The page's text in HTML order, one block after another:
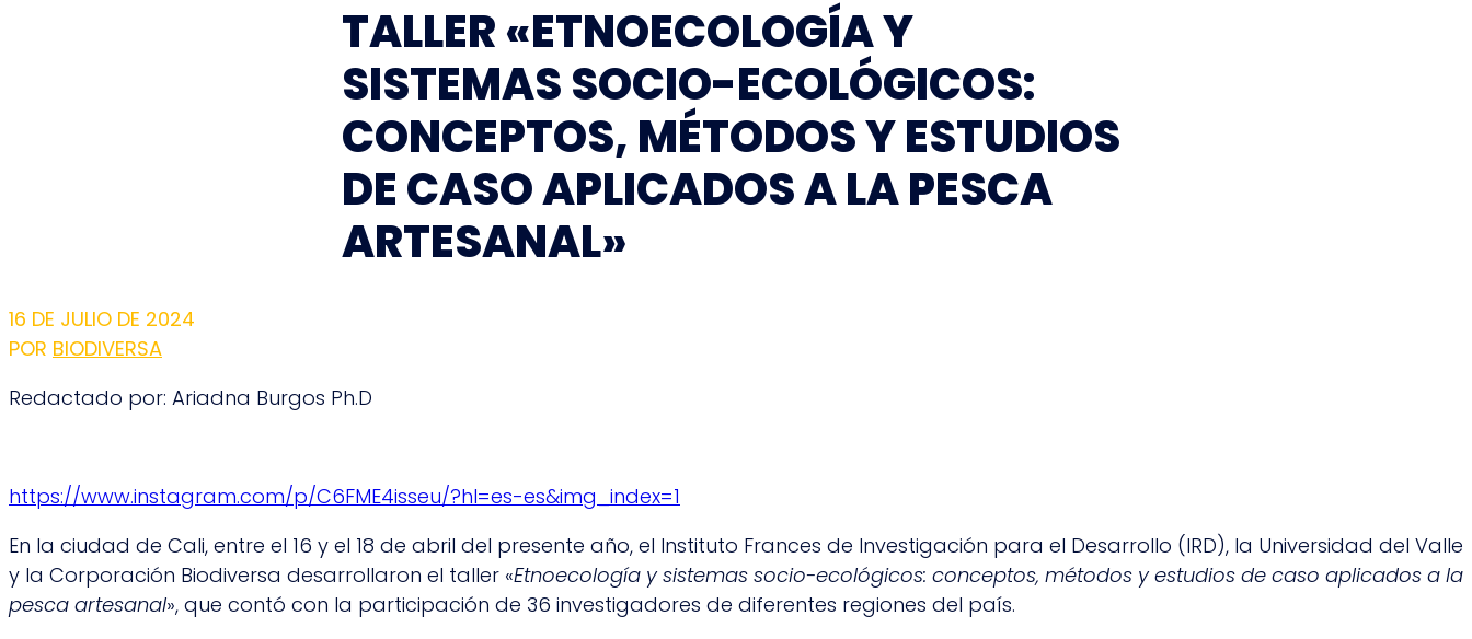
TALLER «ETNOECOLOGÍA Y
SISTEMAS SOCIO-ECOLÓGICOS:
CONCEPTOS, MÉTODOS Y ESTUDIOS
DE CASO APLICADOS A LA PESCA
ARTESANAL»
16 DE JULIO DE 2024
POR BIODIVERSA
Redactado por: Ariadna Burgos Ph.D
https://www.instagram.com/p/C6FME4isseu/?hl=es-es&img_index=1
En la ciudad de Cali, entre el 16 y el 18 de abril del presente año, el Instituto Frances de Investigación para el Desarrollo (IRD), la Universidad del Valle
y la Corporación Biodiversa desarrollaron el taller «Etnoecología y sistemas socio-ecológicos: conceptos, métodos y estudios de caso aplicados a la
pesca artesanal», que contó con la participación de 36 investigadores de diferentes regiones del país.